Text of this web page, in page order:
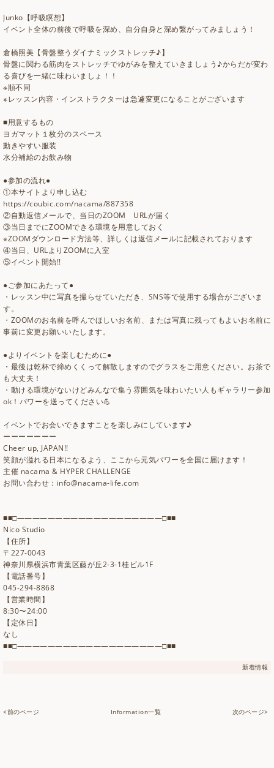
Junko【呼吸瞑想】
イベント全体の前後で呼吸を深め、自分自身と深め繋がってみましょう！
倉橋照美【骨盤整うダイナミックストレッチ♪】
骨盤に関わる筋肉をストレッチでゆがみを整えていきましょう♪からだが変わ
る喜びを一緒に味わいましょ！！
※順不同
※レッスン内容・インストラクターは急遽変更になることがございます
■用意するもの
ヨガマット１枚分のスペース
動きやすい服装
水分補給のお飲み物
●参加の流れ●
①本サイトより申し込む
https://coubic.com/nacama/887358
②自動返信メールで、当日のZOOM URLが届く
③当日までにZOOMできる環境を用意しておく
※ZOOMダウンロード方法等、詳しくは返信メールに記載されております
④当日、URLよりZOOMに入室
⑤イベント開始!!
●ご参加にあたって●
・レッスン中に写真を撮らせていただき、SNS等で使用する場合がございま
す。
・ZOOMのお名前を呼んでほしいお名前、または写真に残ってもよいお名前に
事前に変更お願いいたします。
●よりイベントを楽しむために●
・最後は乾杯で締めくくって解散しますのでグラスをご用意ください。お茶で
も大丈夫！
・動ける環境がないけどみんなで集う雰囲気を味わいたい人もギャラリー参加
ok！パワーを送ってください💪
イベントでお会いできますことを楽しみにしています♪
ーーーーーーー
Cheer up, JAPAN!!
笑顔が溢れる日本になるよう、ここから元気パワーを全国に届けます！
主催 nacama & HYPER CHALLENGE
お問い合わせ：info@nacama-life.com
■■□―――――――――――――――――――□■■
Nico Studio
【住所】
〒227-0043
神奈川県横浜市青葉区藤が丘2-3-1桂ビル1F
【電話番号】
045-294-8868
【営業時間】
8:30〜24:00
【定休日】
なし
■■□―――――――――――――――――――□■■
新着情報
<前のページ Information一覧 次のページ>